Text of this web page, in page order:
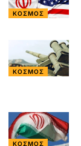
ΚΟΣΜΟΣ
ΚΟΣΜΟΣ
ΚΟΣΜΟΣ